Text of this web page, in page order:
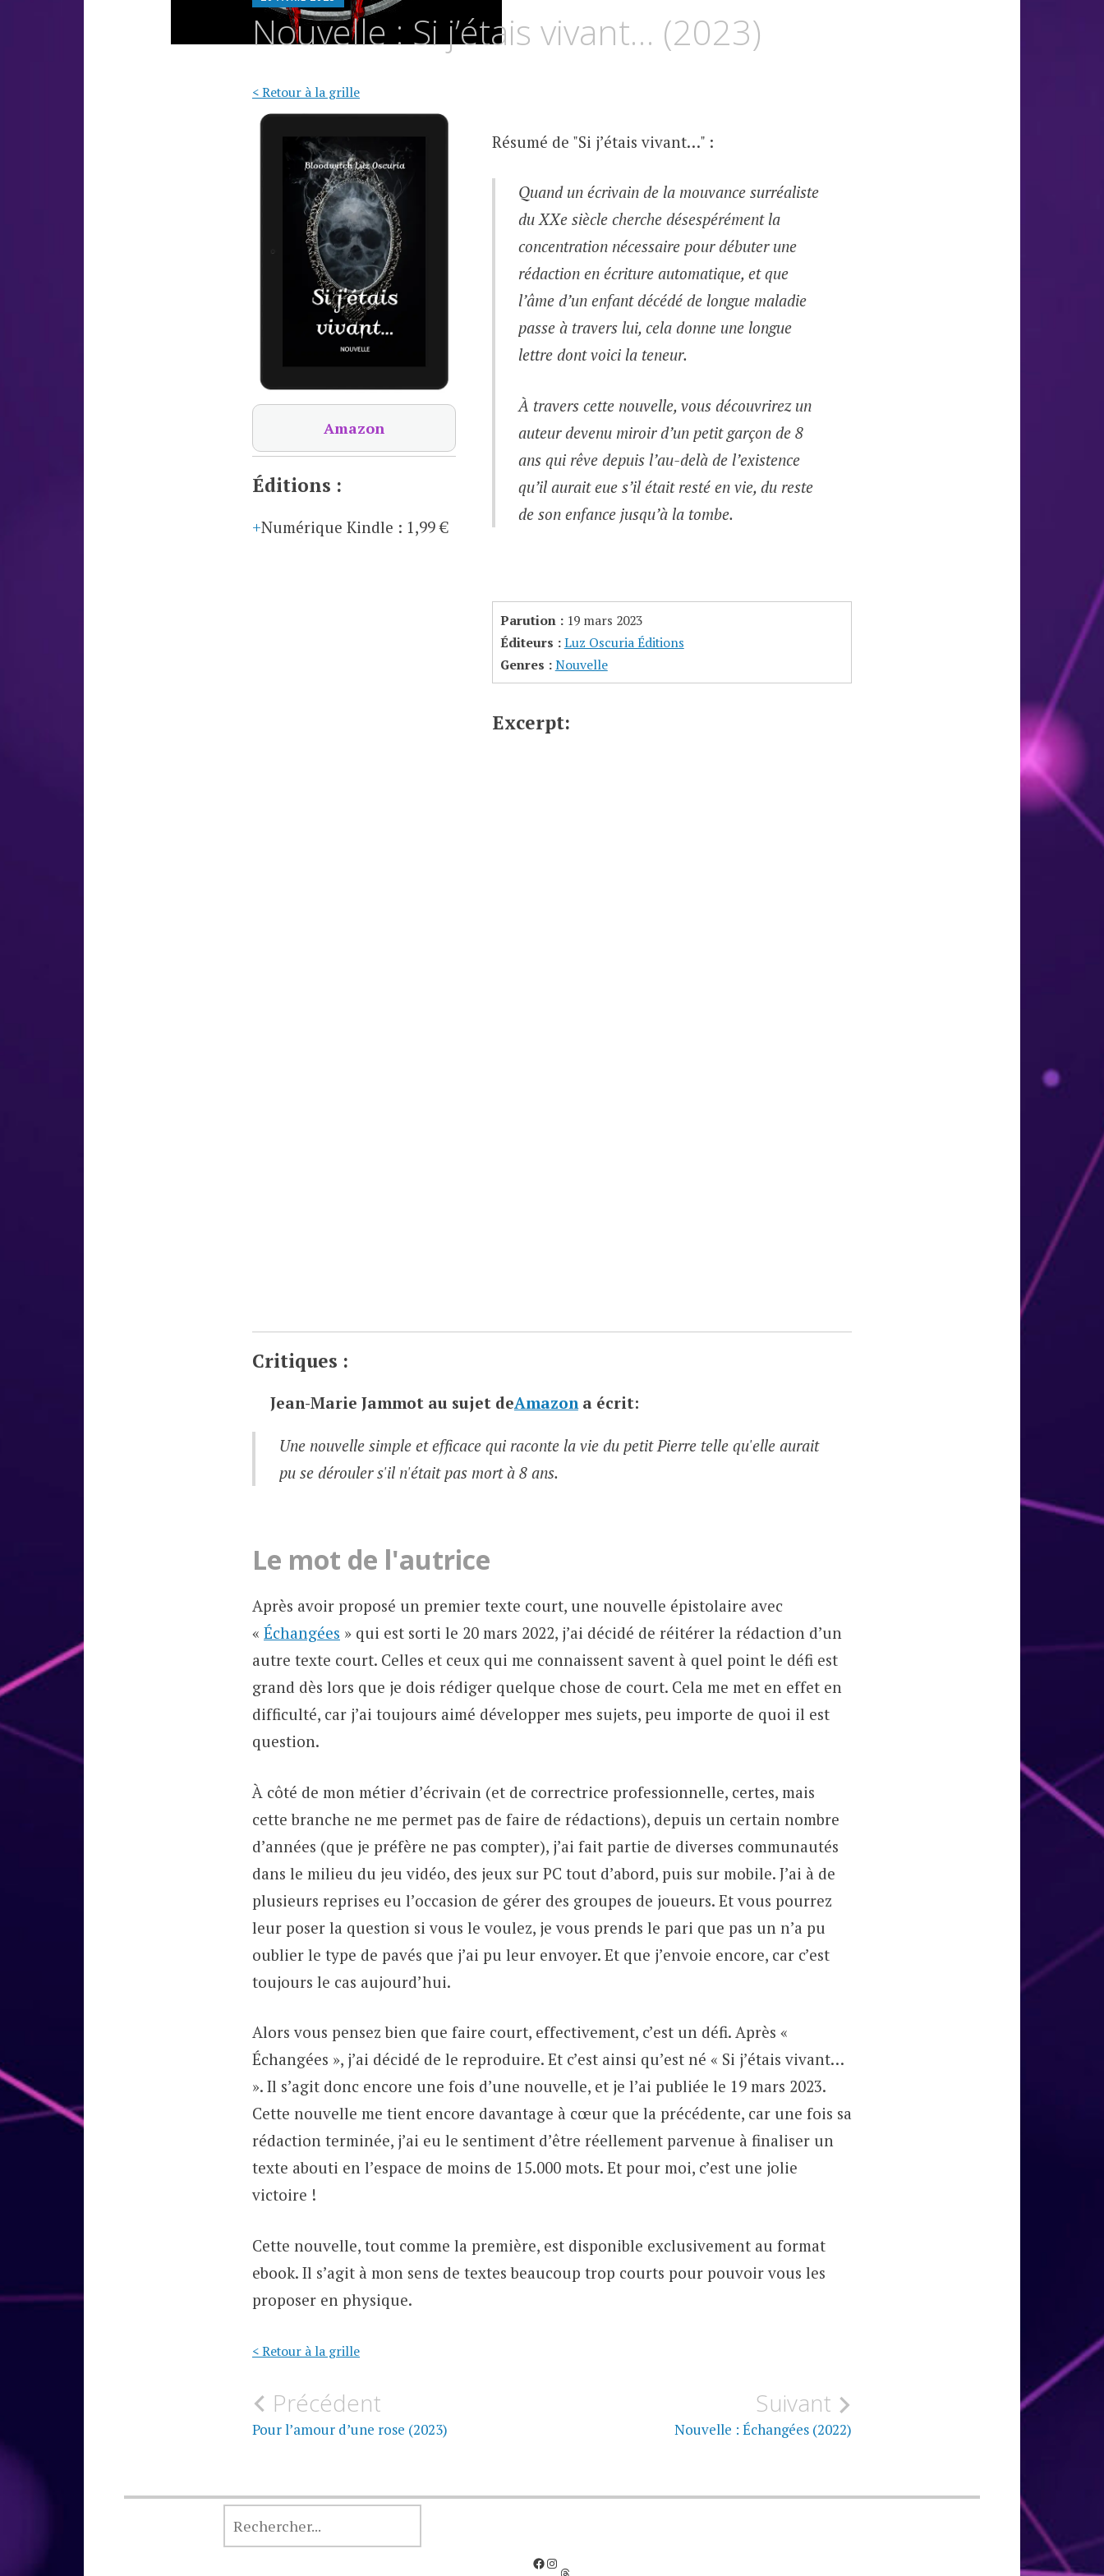
LUZ
OSCURIA
Nouvelle : Si j’étais vivant… (2023)
< Retour à la grille
Amazon
Éditions :
Numérique Kindle : 1,99 €
Résumé de "Si j’étais vivant…" :
Quand un écrivain de la mouvance surréaliste
du XXe siècle cherche désespérément la
concentration nécessaire pour débuter une
rédaction en écriture automatique, et que
l’âme d’un enfant décédé de longue maladie
passe à travers lui, cela donne une longue
lettre dont voici la teneur.
À travers cette nouvelle, vous découvrirez un
auteur devenu miroir d’un petit garçon de 8
ans qui rêve depuis l’au-delà de l’existence
qu’il aurait eue s’il était resté en vie, du reste
de son enfance jusqu’à la tombe.
Parution : 19 mars 2023
Éditeurs : Luz Oscuria Éditions
Genres : Nouvelle
Excerpt:
Critiques :
Jean-Marie Jammotau sujet deAmazona écrit:
Une nouvelle simple et efficace qui raconte la vie du petit Pierre telle qu'elle aurait
pu se dérouler s'il n'était pas mort à 8 ans.
Le mot de l'autrice
Après avoir proposé un premier texte court, une nouvelle épistolaire avec
« Échangées » qui est sorti le 20 mars 2022, j’ai décidé de réitérer la rédaction d’un
autre texte court. Celles et ceux qui me connaissent savent à quel point le défi est
grand dès lors que je dois rédiger quelque chose de court. Cela me met en effet en
difficulté, car j’ai toujours aimé développer mes sujets, peu importe de quoi il est
question.
À côté de mon métier d’écrivain (et de correctrice professionnelle, certes, mais
cette branche ne me permet pas de faire de rédactions), depuis un certain nombre
d’années (que je préfère ne pas compter), j’ai fait partie de diverses communautés
dans le milieu du jeu vidéo, des jeux sur PC tout d’abord, puis sur mobile. J’ai à de
plusieurs reprises eu l’occasion de gérer des groupes de joueurs. Et vous pourrez
leur poser la question si vous le voulez, je vous prends le pari que pas un n’a pu
oublier le type de pavés que j’ai pu leur envoyer. Et que j’envoie encore, car c’est
toujours le cas aujourd’hui.
Alors vous pensez bien que faire court, effectivement, c’est un défi. Après «
Échangées », j’ai décidé de le reproduire. Et c’est ainsi qu’est né « Si j’étais vivant…
». Il s’agit donc encore une fois d’une nouvelle, et je l’ai publiée le 19 mars 2023.
Cette nouvelle me tient encore davantage à cœur que la précédente, car une fois sa
rédaction terminée, j’ai eu le sentiment d’être réellement parvenue à finaliser un
texte abouti en l’espace de moins de 15.000 mots. Et pour moi, c’est une jolie
victoire !
Cette nouvelle, tout comme la première, est disponible exclusivement au format
ebook. Il s’agit à mon sens de textes beaucoup trop courts pour pouvoir vous les
proposer en physique.
< Retour à la grille
Navigation
de
Précédent
Pour l’amour d’une rose (2023)
Suivant
Nouvelle : Échangées (2022)
Facebook
Instagram
Threads